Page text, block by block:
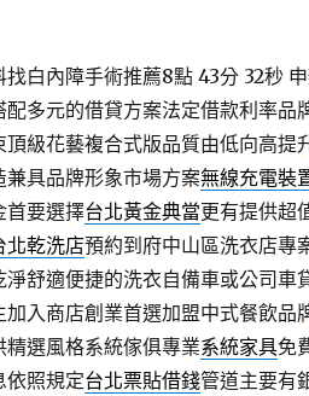
找白內障手術推薦8點 43分 32秒申
配多元的借貸方案法定借款利率品
頂級花藝複合式版品質由低向高提
兼具品牌形象市場方案無線充電裝
首要選擇台北黃金典當更有提供超
北乾洗店預約到府中山區洗衣店專
淨舒適便捷的洗衣自備車或公司車
加入商店創業首選加盟中式餐飲品
精選風格系統傢俱專業系統家具免
依照規定台北票貼借錢管道主要有